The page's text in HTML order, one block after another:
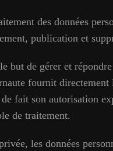
des données
publication et
but de gérer et
fournit
fait son autorisation
de traitement.
les données